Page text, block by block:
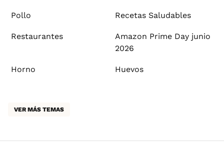
Pollo Recetas Saludables
Restaurantes
Amazon Prime Day junio
2026
Horno Huevos
VER MÁS TEMAS